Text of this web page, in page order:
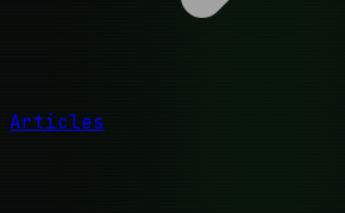
Articles